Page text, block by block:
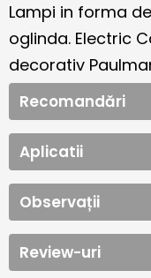
Lampi in forma
oglinda. Electric
decorativ
Recomandări
Aplicatii
Observații
Review-uri